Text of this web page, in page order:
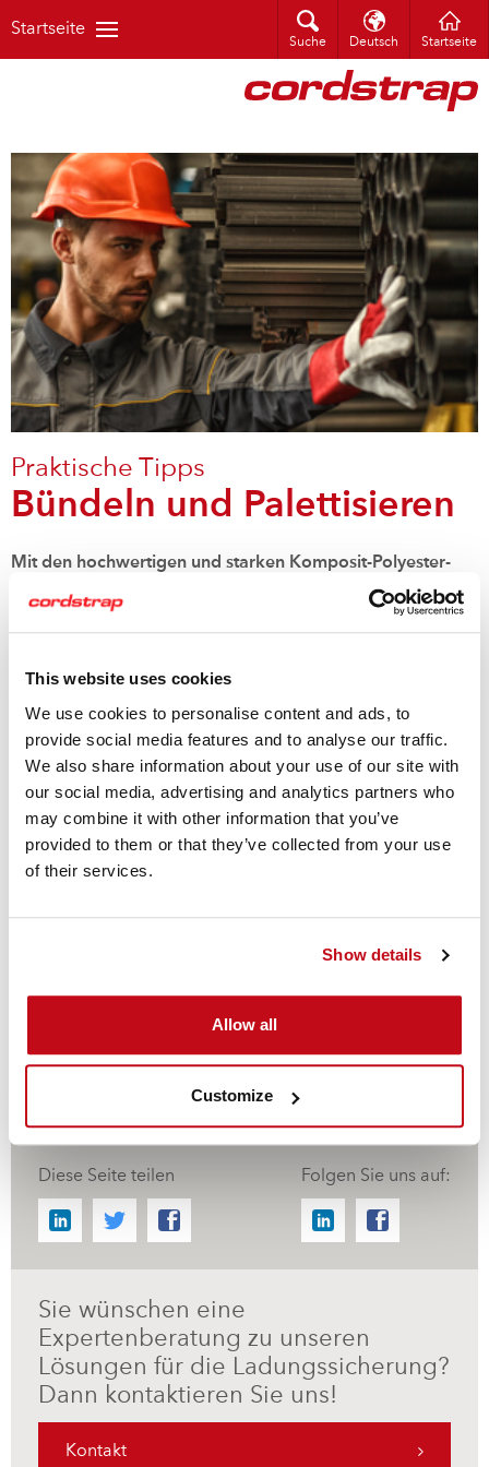
This website uses cookies
We use cookies to personalise content and ads, to
provide social media features and to analyse our traffic.
We also share information about your use of our site with
our social media, advertising and analytics partners who
may combine it with other information that you’ve
provided to them or that they’ve collected from your use
of their services.
Show details
Allow all
Customize
Startseite
Suche Deutsch Startseite
Praktische Tipps
Bündeln und Palettisieren
Mit den hochwertigen und starken Komposit-Polyester-
Umreifungsbändern von Cordstrap können Produkte aller
Form und Größe zuverlässig gesichert werden, darunter
Sie sich darauf verlassen, dass der Transport reibungslos
Die LashingsundUmreifungsbändervon Cordstrap
gibt es in verschiedenen Stärken, von 450 daN bis hin
zu über 20.000 daN. Bitte beachten Sie, dass Bänder
aus Polypropylen zwar auf den ersten Blick
Ähnlichkeiten mit den Cordstrap-Bändern aufweisen,
aber ein vollkommen anderes Dehnungsverhalten
sicherung
Bündeln und Palettisieren
Diese Seite teilen Folgen Sie uns auf:
Sie wünschen eine
Expertenberatung zu unseren
Lösungen für die Ladungssicherung?
Dann kontaktieren Sie uns!
Kontakt